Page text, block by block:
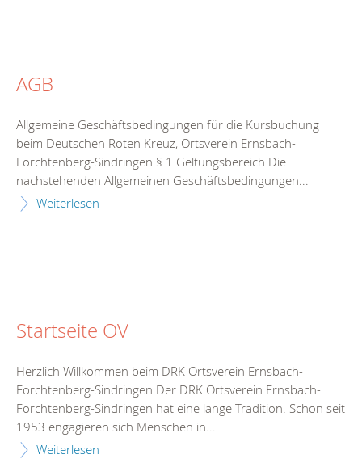
AGB
Allgemeine Geschäftsbedingungen für die Kursbuchung
beim Deutschen Roten Kreuz, Ortsverein Ernsbach-
Forchtenberg-Sindringen § 1 Geltungsbereich Die
nachstehenden Allgemeinen Geschäftsbedingungen...
Weiterlesen
Startseite OV
Herzlich Willkommen beim DRK Ortsverein Ernsbach-
Forchtenberg-Sindringen Der DRK Ortsverein Ernsbach-
Forchtenberg-Sindringen hat eine lange Tradition. Schon seit
1953 engagieren sich Menschen in...
Weiterlesen